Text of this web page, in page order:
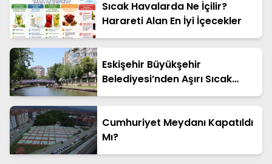
Sıcak Havalarda Ne İçilir?
Harareti Alan En İyi İçecekler
Eskişehir Büyükşehir
Belediyesi’nden Aşırı Sıcak
Uyarısı
Cumhuriyet Meydanı Kapatıldı
Mı?